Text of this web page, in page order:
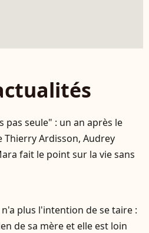
pas seule" : un an après le
Thierry Ardisson, Audrey
fait le point sur la vie sans
plus l'intention de se taire :
de sa mère et elle est loin